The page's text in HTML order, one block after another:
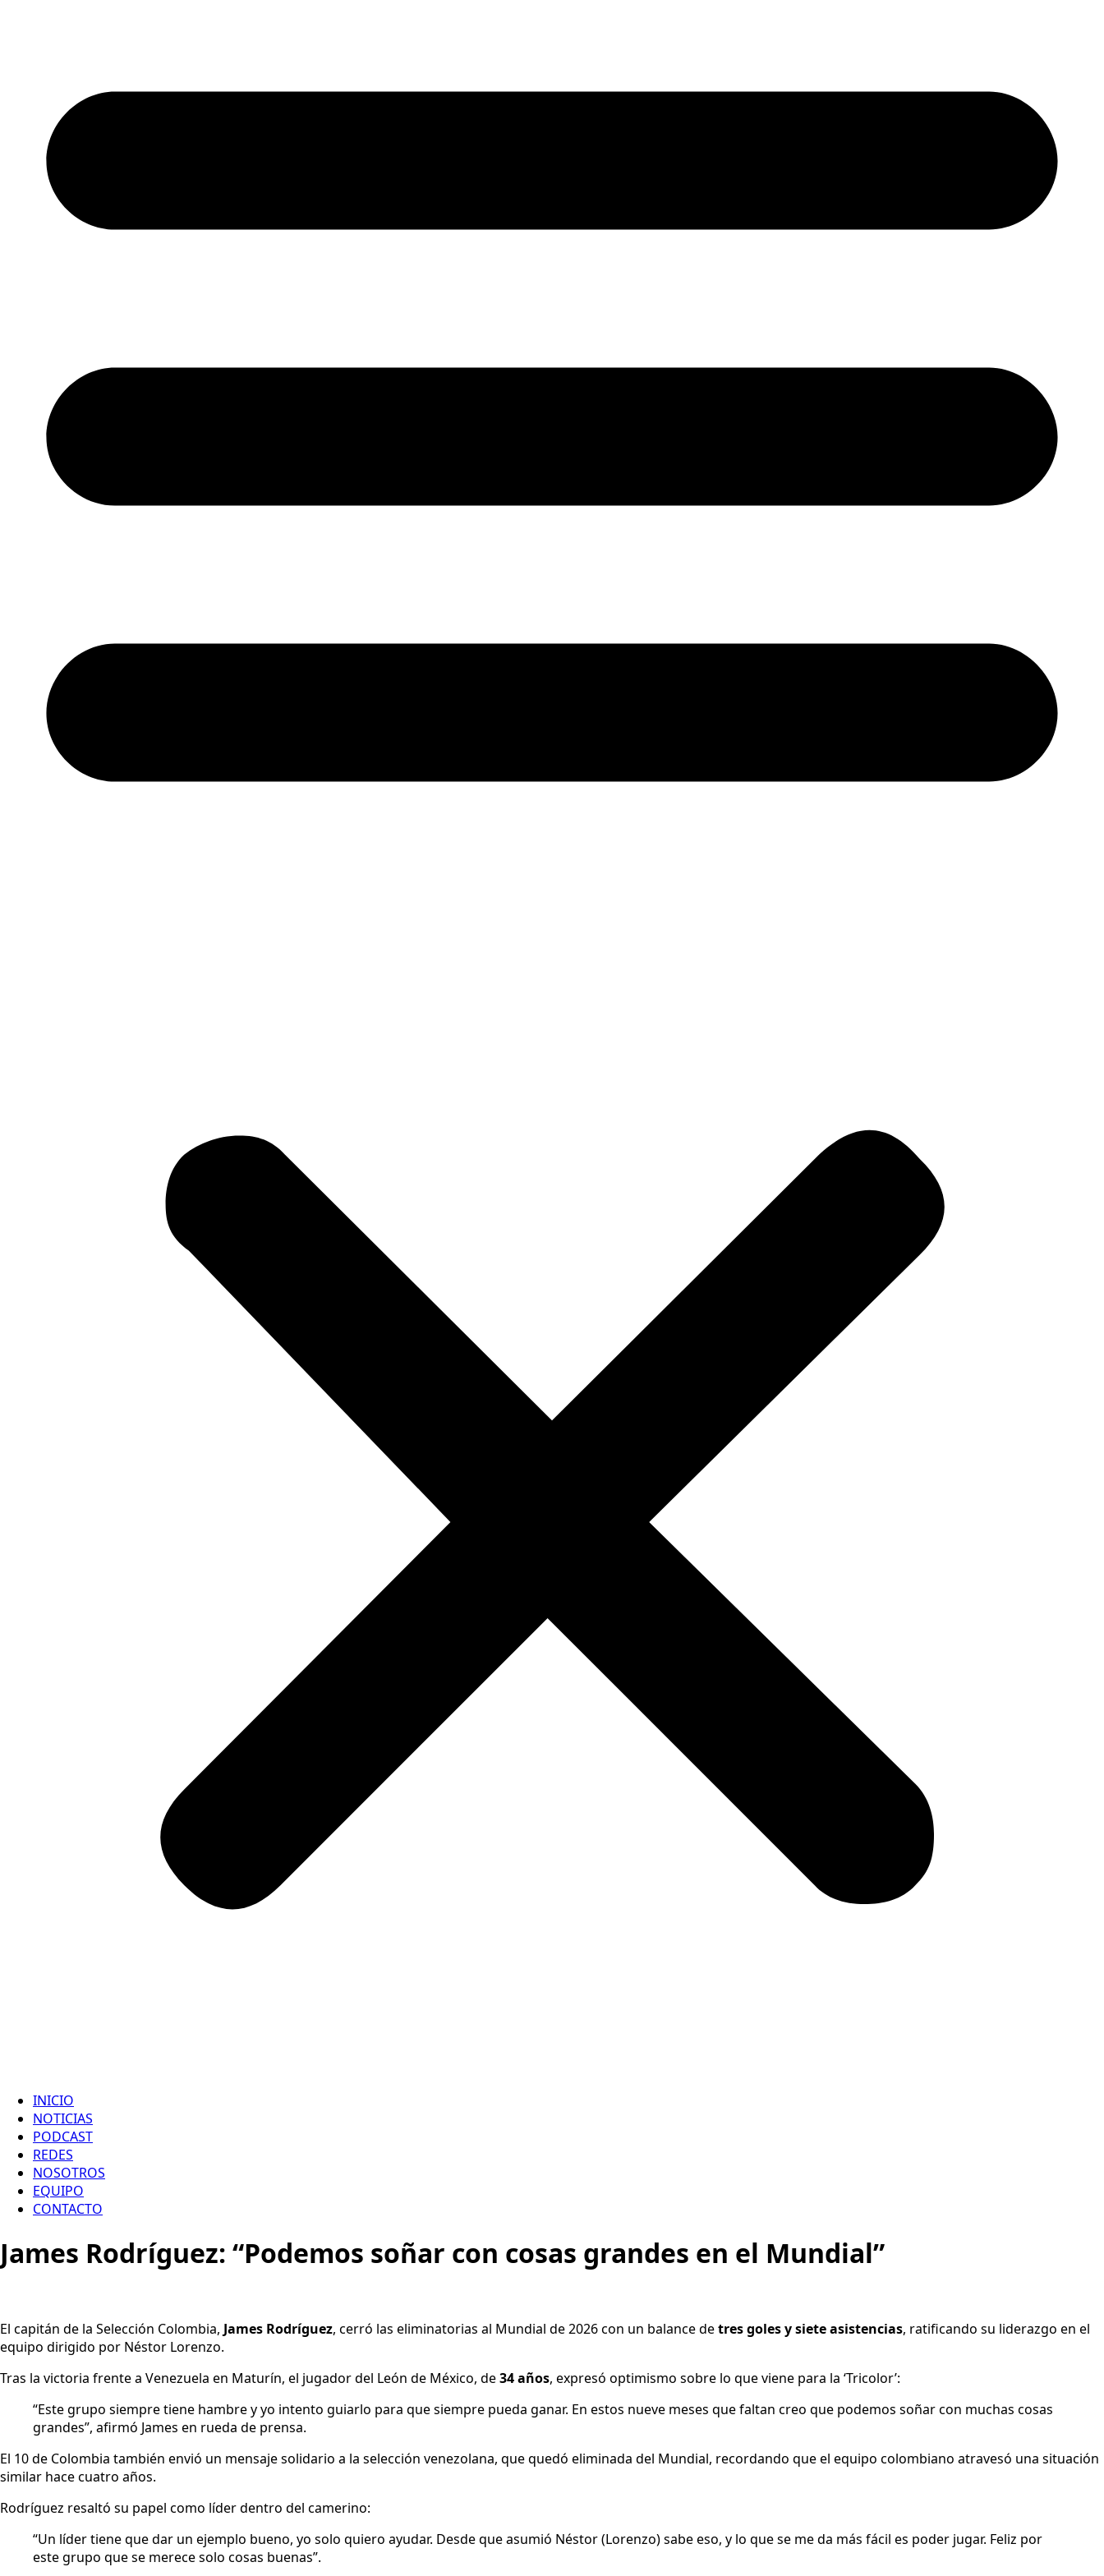
INICIO
NOTICIAS
PODCAST
REDES
NOSOTROS
EQUIPO
CONTACTO
James Rodríguez: “Podemos soñar con cosas grandes en el Mundial”
El capitán de la Selección Colombia, James Rodríguez, cerró las eliminatorias al Mundial de 2026 con un balance detres goles y siete asistencias, ratificando su liderazgo en el
equipo dirigido por Néstor Lorenzo.
Tras la victoria frente a Venezuela en Maturín, el jugador del León de México, de34 años, expresó optimismo sobre lo que viene para la ‘Tricolor’:
“Este grupo siempre tiene hambre y yo intento guiarlo para que siempre pueda ganar. En estos nueve meses que faltan creo que podemos soñar con muchas cosas
grandes”, afirmó James en rueda de prensa.
El 10 de Colombia también envió un mensaje solidario a la selección venezolana, que quedó eliminada del Mundial, recordando que el equipo colombiano atravesó una situación
similar hace cuatro años.
Rodríguez resaltó su papel como líder dentro del camerino:
“Un líder tiene que dar un ejemplo bueno, yo solo quiero ayudar. Desde que asumió Néstor (Lorenzo) sabe eso, y lo que se me da más fácil es poder jugar. Feliz por
este grupo que se merece solo cosas buenas”.